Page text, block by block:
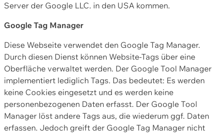
Server der Google LLC. in den USA kommen.
Google Tag Manager
Diese Webseite verwendet den Google Tag Manager.
Durch diesen Dienst können Website-Tags über eine
Oberfläche verwaltet werden. Der Google Tool Manager
implementiert lediglich Tags. Das bedeutet: Es werden
keine Cookies eingesetzt und es werden keine
personenbezogenen Daten erfasst. Der Google Tool
Manager löst andere Tags aus, die wiederum ggf. Daten
erfassen. Jedoch greift der Google Tag Manager nicht